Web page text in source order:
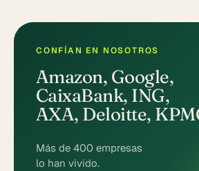
CONFÍAN EN NOSOTROS
Amazon, Google,
CaixaBank, ING,
AXA, Deloitte,
Más de 400 empresas
lo han vivido.